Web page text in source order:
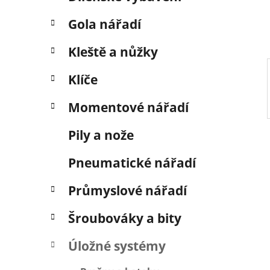
p
n
l
Gola nářadí
Kleště a nůžky
Klíče
Momentové nářadí
Pily a nože
Pneumatické nářadí
Průmyslové nářadí
Šroubováky a bity
Úložné systémy